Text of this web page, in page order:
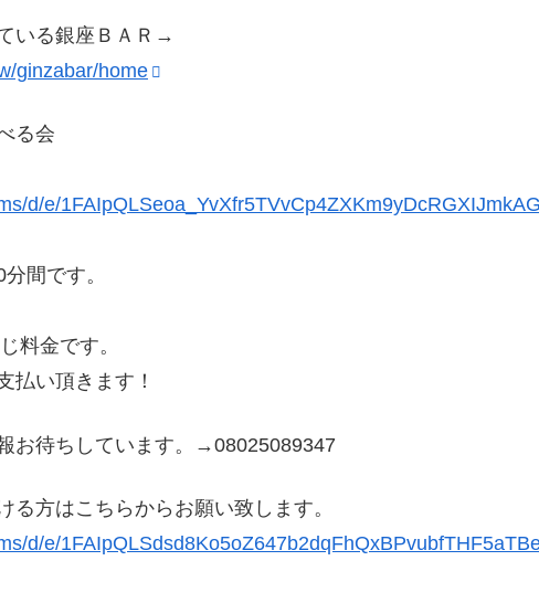
いる銀座ＢＡＲ→
ginzabar/home
る会
d/e/
間です。
料金です。
払い頂きます！
お待ちしています。→08025089347
る方はこちらからお願い致します。
d/e/